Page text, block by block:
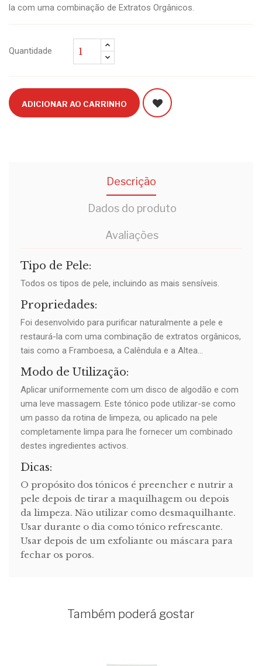
la com uma combinação de Extratos Orgânicos.
Quantidade
ADICIONAR AO CARRINHO
Descrição
Dados do produto
Avaliações
Tipo de Pele:
Todos os tipos de pele, incluindo as mais sensíveis.
Propriedades:
Foi desenvolvido para purificar naturalmente a pele e
restaurá-la com uma combinação de extratos orgânicos,
tais como a Framboesa, a Calêndula e a Altea...
Modo de Utilização:
Aplicar uniformemente com um disco de algodão e com
uma leve massagem. Este tónico pode utilizar-se como
um passo da rotina de limpeza, ou aplicado na pele
completamente limpa para lhe fornecer um combinado
destes ingredientes activos.
Dicas:
O propósito dos tónicos é preencher e nutrir a
pele depois de tirar a maquilhagem ou depois
da limpeza. Não utilizar como desmaquilhante.
Usar durante o dia como tónico refrescante.
Usar depois de um exfoliante ou máscara para
fechar os poros.
Também poderá gostar